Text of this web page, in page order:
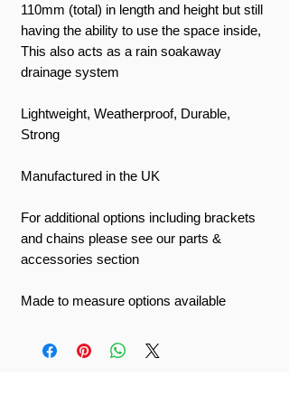
110mm (total) in length and height but still
having the ability to use the space inside,
This also acts as a rain soakaway
drainage system
Lightweight, Weatherproof, Durable,
Strong
Manufactured in the UK
For additional options including brackets
and chains please see our parts &
accessories section
Made to measure options available